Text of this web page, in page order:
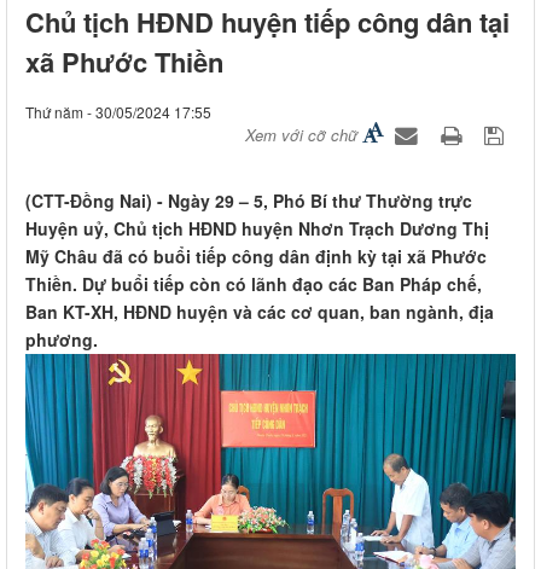
Chủ tịch HĐND huyện tiếp công dân tại
xã Phước Thiền
Thứ năm - 30/05/2024 17:55
Xem với cỡ chữ
(CTT-Đồng Nai) - Ngày 29 – 5, Phó Bí thư Thường trực
Huyện uỷ, Chủ tịch HĐND huyện Nhơn Trạch Dương Thị
Mỹ Châu đã có buổi tiếp công dân định kỳ tại xã Phước
Thiền. Dự buổi tiếp còn có lãnh đạo các Ban Pháp chế,
Ban KT-XH, HĐND huyện và các cơ quan, ban ngành, địa
phương.